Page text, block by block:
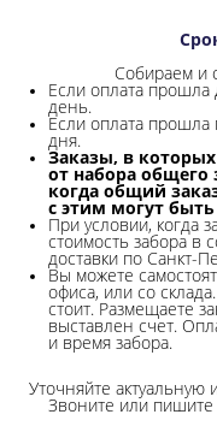
Собираем и
Если оплата
день.
Если оплата прошла
дня.
Заказы, в
от набора общего
когда общий
с этим могут
При условии, когда
стоимость забора в
доставки по Санкт-
Вы можете
офиса, или со склада.
стоит. Размещаете
выставлен счет.
и время забора.
Уточняйте
Звоните или